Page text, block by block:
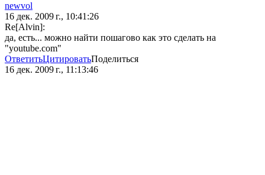
newvol
16 дек. 2009 г., 10:41:26
Re[Alvin]:
да, есть... можно найти пошагово как это сделать на
"youtube.com"
ОтветитьЦитироватьПоделиться
16 дек. 2009 г., 11:13:46